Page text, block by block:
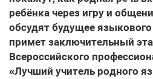
ребёнка через игру и
обсудят будущее
примет заключительный
Всероссийского
«Лучший учитель родного